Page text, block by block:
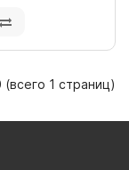
(всего 1 страниц)